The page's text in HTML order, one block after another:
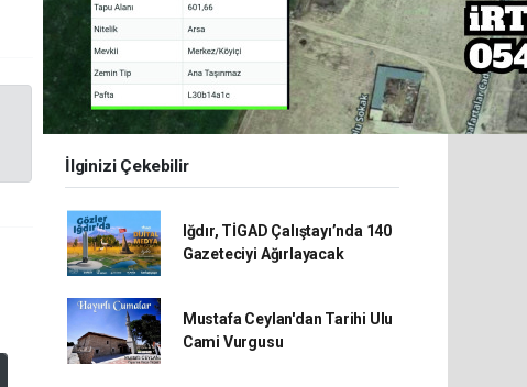
İlginizi Çekebilir
Iğdır, TİGAD Çalıştayı’nda 140
Gazeteciyi Ağırlayacak
Mustafa Ceylan'dan Tarihi Ulu
Cami Vurgusu